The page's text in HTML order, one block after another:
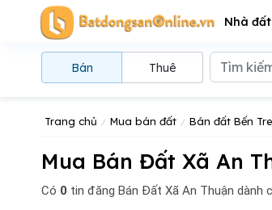
Nhà
Trang chủ Mua bán đất Bán đất Bến Tre
Mua Bán Đất Xã An
Có 0 tin đăng Bán Đất Xã An Thuận dành
Bán Thuê